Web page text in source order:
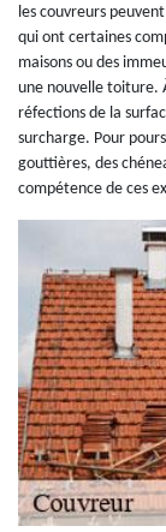
les couvreurs
qui ont certaines
maisons ou des
une nouvelle toiture.
réfections de la
surcharge. Pour
gouttières, des
compétence de ces